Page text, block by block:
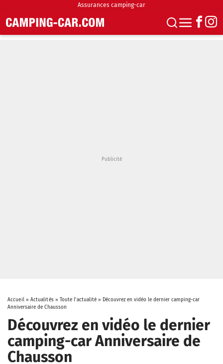
Assurances camping-car
Accueil» Actualités» Toute l'actualité » Découvrez en vidéo le dernier camping-car
Anniversaire de Chausson
Découvrez en vidéo le dernier
camping-car Anniversaire de
Chausson